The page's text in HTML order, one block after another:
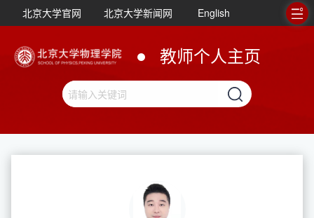
北京大学官网 北京大学新闻网 English
教师个人主页